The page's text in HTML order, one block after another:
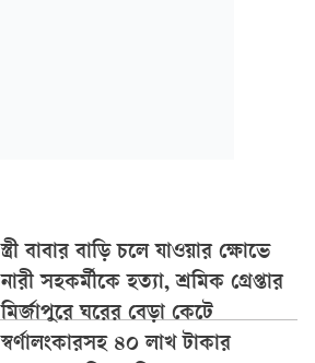
স্ত্রী বাবার বাড়ি চলে যাওয়ার ক্ষোভে
নারী সহকর্মীকে হত্যা, শ্রমিক গ্রেপ্তার
মির্জাপুরে ঘরের বেড়া কেটে
স্বর্ণালংকারসহ ৪০ লাখ টাকার